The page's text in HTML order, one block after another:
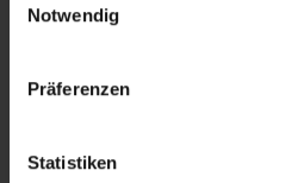
Daten von Ihnen (z.B.
IP-Adressen) verarbeitet
Speicherung aller aufgeführten
Daten für die unten jeweils
Notwendig
Präferenzen
Statistiken